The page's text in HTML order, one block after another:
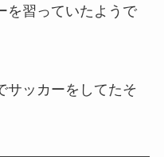
を習っていたようで
サッカーをしてたそ